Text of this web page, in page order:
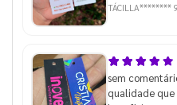
TÁCILLA********
sem
qualidade que